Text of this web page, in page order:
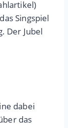
Singspiel
Der Jubel
dabei
das